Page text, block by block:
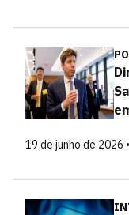
19 de junho de 2026